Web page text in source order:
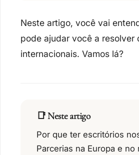
Neste artigo, você vai
pode ajudar você a resolver
internacionais. Vamos lá?
📑 Neste artigo
Por que ter escritórios
Parcerias na Europa e